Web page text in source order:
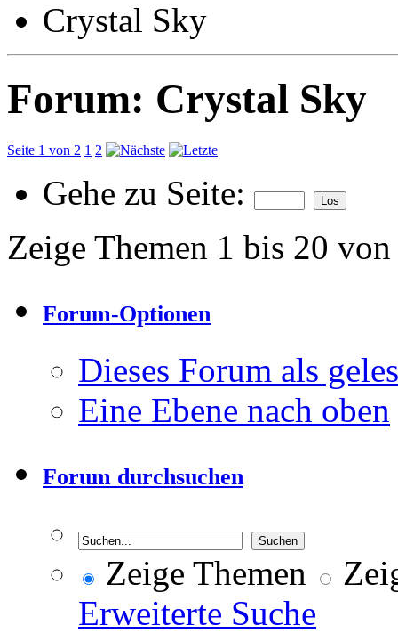
Crystal Sky
Forum: Crystal Sky
Seite 1 von 2 1 2
Gehe zu Seite:
Zeige Themen 1 bis 20
Forum-Optionen
Dieses Forum als
Eine Ebene nach oben
Forum durchsuchen
Zeige Themen
Erweiterte Suche